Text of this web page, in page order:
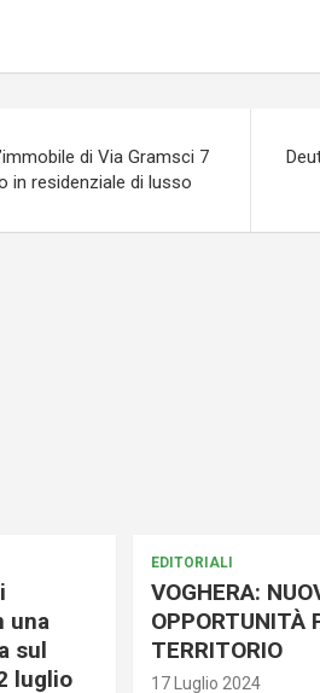
di Via Gramsci 7
in residenziale di lusso
una
sul
luglio
EDITORIALI
VOGHERA:
OPPORTUNITÀ
TERRITORIO
17 Luglio 2024